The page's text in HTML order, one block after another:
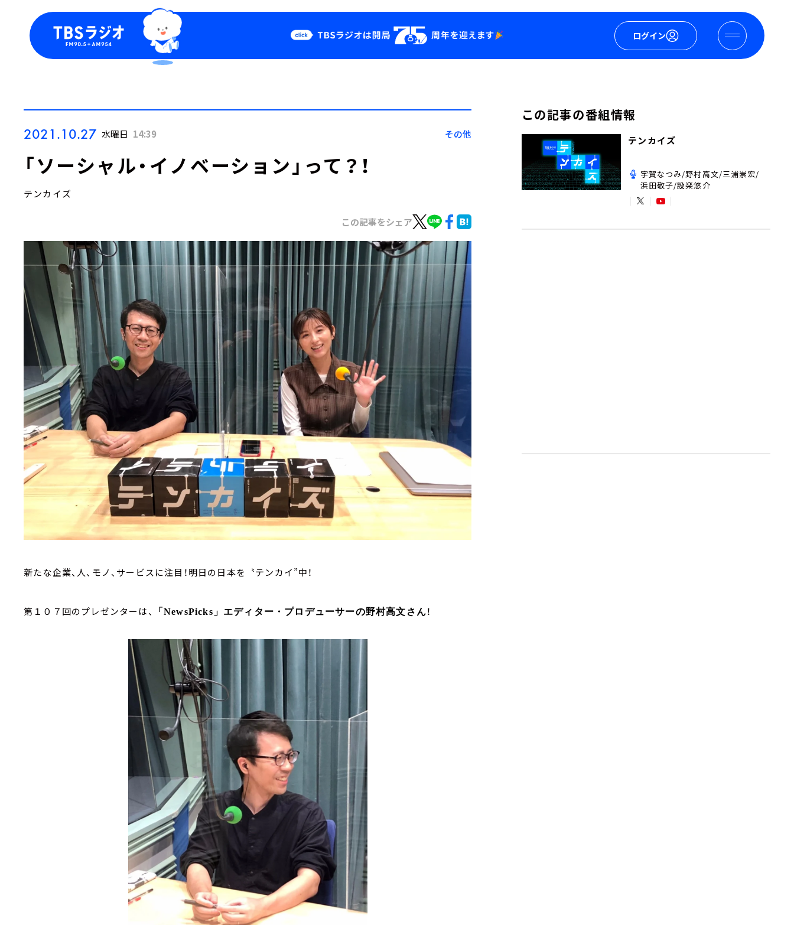
ログイン
Podcast
YouTube
2021.10.27 水曜日 14:39 その他
「ソーシャル・イノベーション」って？！
テンカイズ
この記事をシェア
新たな企業、人、モノ、サービスに注目！明日の日本を〝テンカイ”中！
第１０７回のプレゼンターは、 「NewsPicks 」エディター・プロデューサーの野村高文さん！
この記事の番組情報
テンカイズ
宇賀なつみ/野村高文/三浦崇宏/
浜田敬子/設楽悠介